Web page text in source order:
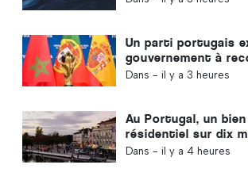
Un parti portugais
gouvernement à
l'organisation de la
Dans - il y a 3 heures
Au Portugal, un
résidentiel sur dix
se vend en moins
Dans - il y a 4 heures